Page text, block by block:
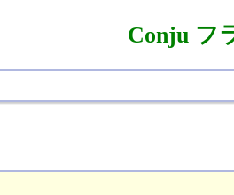
Conju フ